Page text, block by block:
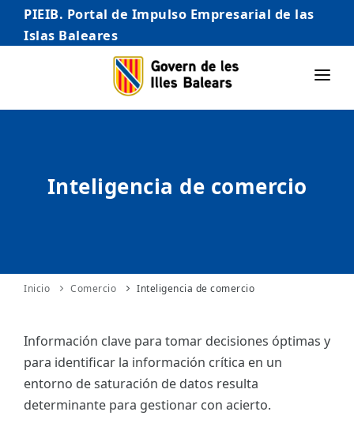
PIEIB. Portal de Impulso Empresarial de las
Islas Baleares
INICIO
AUTÓNOMO/AUTÓNOMA
INTERNACIONALIZACIÓN
ES
Inteligencia de comercio
Inicio Comercio Inteligencia de comercio
Información clave para tomar decisiones óptimas y
para identificar la información crítica en un
entorno de saturación de datos resulta
determinante para gestionar con acierto.